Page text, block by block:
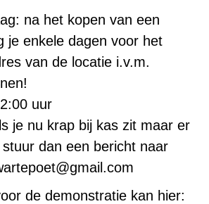
na het kopen van een
je enkele dagen voor het
van de locatie i.v.m.
uur
je nu krap bij kas zit maar er
dan een bericht naar
de demonstratie kan hier: